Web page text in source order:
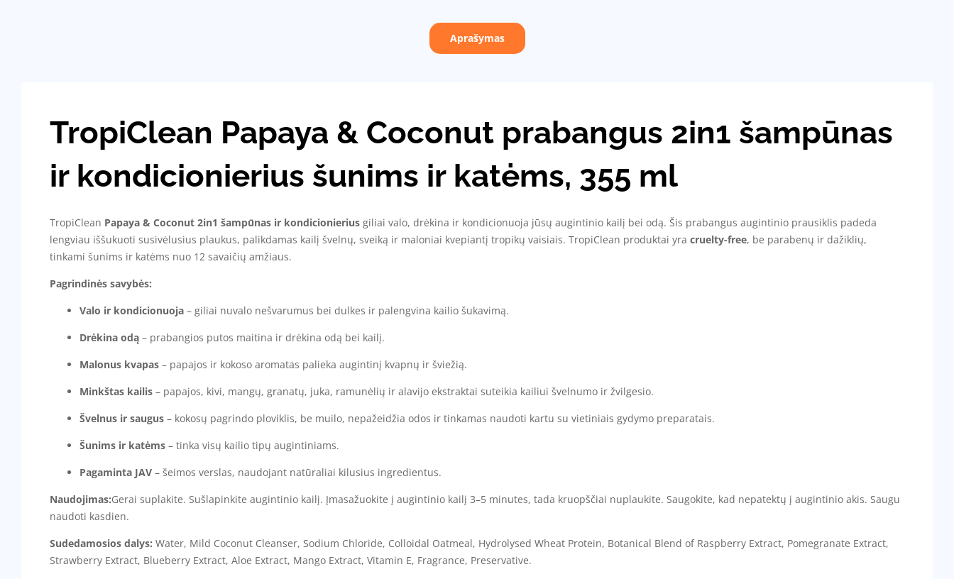
Aprašymas
TropiClean Papaya & Coconut prabangus 2in1 šampūnas
ir kondicionierius šunims ir katėms, 355 ml
TropiClean Papaya & Coconut 2in1 šampūnas ir kondicionierius giliai valo, drėkina ir kondicionuoja jūsų augintinio kailį bei odą. Šis prabangus augintinio prausiklis padeda
lengviau iššukuoti susivėlusius plaukus, palikdamas kailį švelnų, sveiką ir maloniai kvepiantį tropikų vaisiais. TropiClean produktai yra cruelty-free, be parabenų ir dažiklių,
tinkami šunims ir katėms nuo 12 savaičių amžiaus.
Pagrindinės savybės:
Valo ir kondicionuoja – giliai nuvalo nešvarumus bei dulkes ir palengvina kailio šukavimą.
Drėkina odą – prabangios putos maitina ir drėkina odą bei kailį.
Malonus kvapas – papajos ir kokoso aromatas palieka augintinį kvapnų ir šviežią.
Minkštas kailis – papajos, kivi, mangų, granatų, juka, ramunėlių ir alavijo ekstraktai suteikia kailiui švelnumo ir žvilgesio.
Švelnus ir saugus – kokosų pagrindo ploviklis, be muilo, nepažeidžia odos ir tinkamas naudoti kartu su vietiniais gydymo preparatais.
Šunims ir katėms – tinka visų kailio tipų augintiniams.
Pagaminta JAV – šeimos verslas, naudojant natūraliai kilusius ingredientus.
Naudojimas:Gerai suplakite. Sušlapinkite augintinio kailį. Įmasažuokite į augintinio kailį 3–5 minutes, tada kruopščiai nuplaukite. Saugokite, kad nepatektų į augintinio akis. Saugu
naudoti kasdien.
Sudedamosios dalys: Water, Mild Coconut Cleanser, Sodium Chloride, Colloidal Oatmeal, Hydrolysed Wheat Protein, Botanical Blend of Raspberry Extract, Pomegranate Extract,
Strawberry Extract, Blueberry Extract, Aloe Extract, Mango Extract, Vitamin E, Fragrance, Preservative.